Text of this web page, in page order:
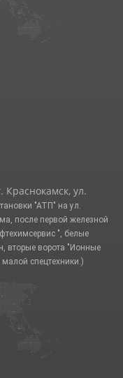
Краснокамск, ул.
"АТП" на ул.
после первой железной
", белые
вторые ворота "Ионные
спецтехники.)